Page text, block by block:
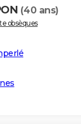
(40 ans)
obsèques